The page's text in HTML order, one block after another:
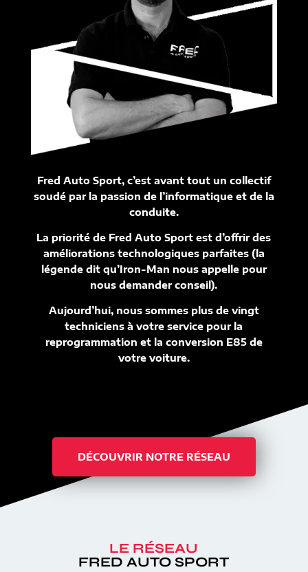
Fred Auto Sport, c’est avant tout un collectif
soudé par la passion de l’informatique et de la
conduite.
La priorité de Fred Auto Sport est d’offrir des
améliorations technologiques parfaites (la
légende dit qu’Iron-Man nous appelle pour
nous demander conseil).
Aujourd’hui, nous sommes plus de vingt
techniciens à votre service pour la
reprogrammation et la conversion E85 de
votre voiture.
DÉCOUVRIR NOTRE RÉSEAU
LE RÉSEAU
FRED AUTO SPORT